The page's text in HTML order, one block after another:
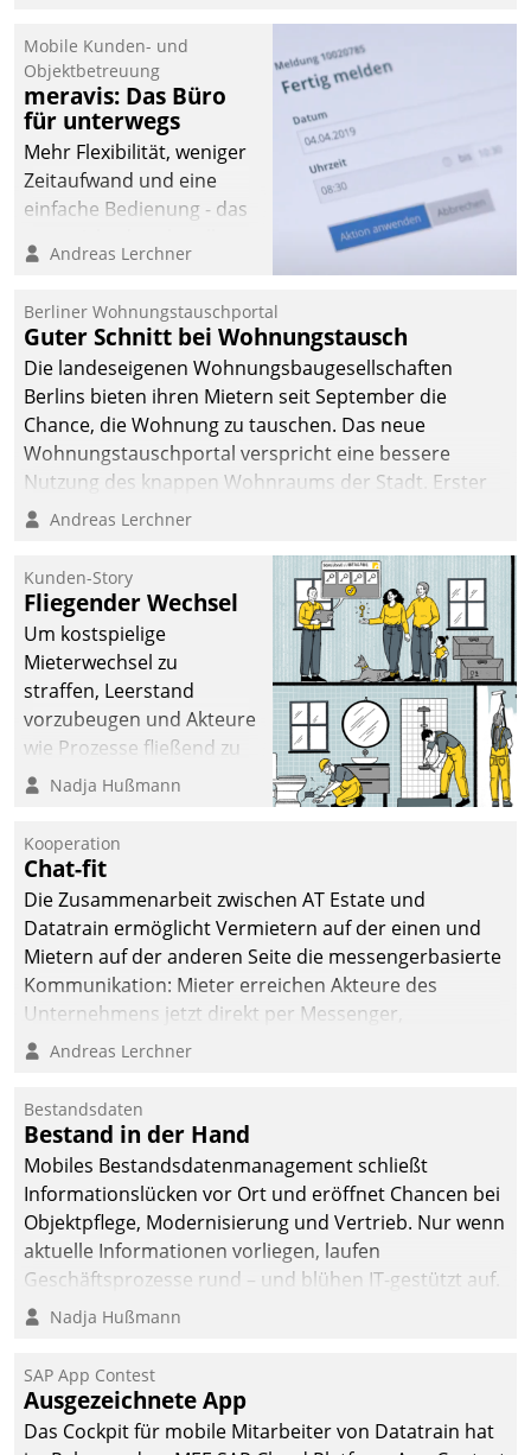
Mobile Kunden- und
Objektbetreuung
meravis: Das Büro
für unterwegs
Mehr Flexibilität, weniger
Zeitaufwand und eine
einfache Bedienung - das
Cockpit für mobile
Datatrain. Die meravis
Wohnungsbau- und
Immobilien GmbH hat
sich dabei für den Betrieb
der Lösung über die SAP
Cloud Platform
entschieden - als erstes
Unternehmen am
Andreas Lerchner
Berliner Wohnungstauschportal
Guter Schnitt bei Wohnungstausch
Die landeseigenen Wohnungsbaugesellschaften
Berlins bieten ihren Mietern seit September die
Chance, die Wohnung zu tauschen. Das neue
Wohnungstauschportal verspricht eine bessere
Nutzung des knappen Wohnraums der Stadt. Erster
Anwendungsfall für Datatrains Lösung API-Hub mit
Unternehmen.
Andreas Lerchner
Kunden-Story
Fliegender Wechsel
Um kostspielige
Mieterwechsel zu
straffen, Leerstand
vorzubeugen und Akteure
wie Prozesse fließend zu
vernetzen, nutzt die
Jahresbeginn eine
Überblick, Einsicht und
Eingriff bietende Lösung.
Zur Entwicklung setzte
man auf
Cloudtechnologie,
bewährte und Startup-
agile Projektmethoden.
Nadja Hußmann
Kooperation
Chat-fit
Die Zusammenarbeit zwischen AT Estate und
Datatrain ermöglicht Vermietern auf der einen und
Mietern auf der anderen Seite die messengerbasierte
Kommunikation: Mieter erreichen Akteure des
Unternehmens jetzt direkt per Messenger,
Mitarbeiter oder Dienstleister empfangen oder
Andreas Lerchner
Bestandsdaten
Bestand in der Hand
Mobiles Bestandsdatenmanagement schließt
Informationslücken vor Ort und eröffnet Chancen bei
Objektpflege, Modernisierung und Vertrieb. Nur wenn
aktuelle Informationen vorliegen, laufen
Geschäftsprozesse rund – und blühen IT-gestützt auf.
Nadja Hußmann
SAP App Contest
Ausgezeichnete App
Das Cockpit für mobile Mitarbeiter von Datatrain hat